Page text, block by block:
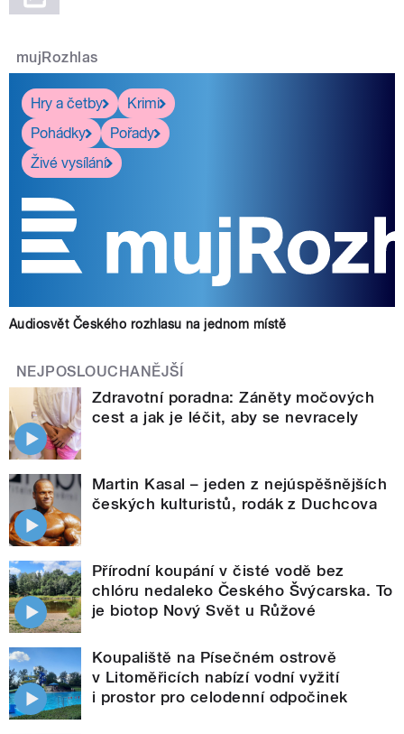
mujRozhlas
Hry a četby
Krimi
Pohádky
Pořady
Živé vysílání
Audiosvět Českého rozhlasu na jednom místě
NEJPOSLOUCHANĚJŠÍ
Zdravotní poradna: Záněty močových
cest a jak je léčit, aby se nevracely
Martin Kasal – jeden z nejúspěšnějších
českých kulturistů, rodák z Duchcova
Přírodní koupání v čisté vodě bez
chlóru nedaleko Českého Švýcarska. To
je biotop Nový Svět u Růžové
Koupaliště na Písečném ostrově
v Litoměřicích nabízí vodní vyžití
i prostor pro celodenní odpočinek